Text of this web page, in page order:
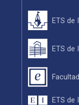
ETS de
ETS de
ETS de